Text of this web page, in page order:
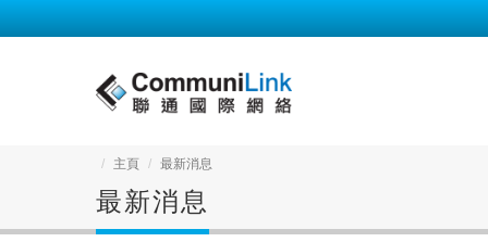
主頁 最新消息
最新消息